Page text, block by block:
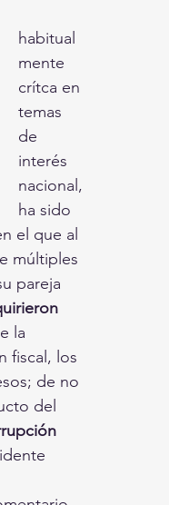
habitual
mente
crítca en
temas
de
interés
nacional,
ha sido
el que al
múltiples
pareja
la
fiscal, los
de no
del